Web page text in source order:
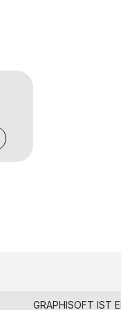
GRAPHISOFT IST